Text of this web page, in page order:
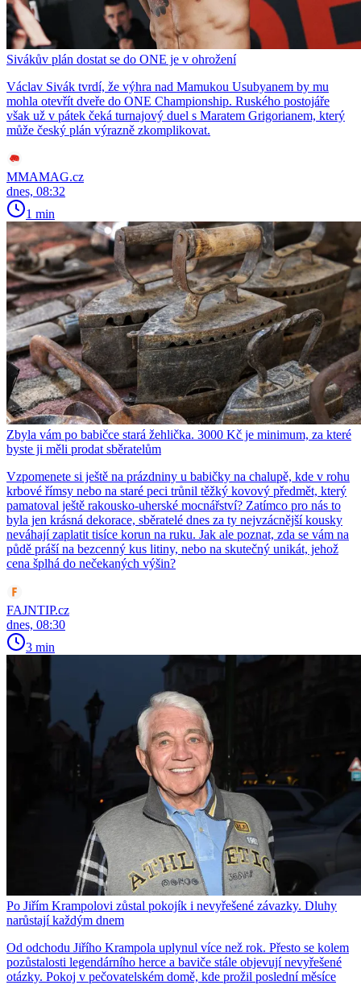
Sivákův plán dostat se do ONE je v ohrožení
Václav Sivák tvrdí, že výhra nad Mamukou Usubyanem by mu
mohla otevřít dveře do ONE Championship. Ruského postojáře
však už v pátek čeká turnajový duel s Maratem Grigorianem, který
může český plán výrazně zkomplikovat.
MMAMAG.cz
dnes, 08:32
1 min
Zbyla vám po babičce stará žehlička. 3000 Kč je minimum, za které
byste ji měli prodat sběratelům
Vzpomenete si ještě na prázdniny u babičky na chalupě, kde v rohu
krbové římsy nebo na staré peci trůnil těžký kovový předmět, který
pamatoval ještě rakousko-uherské mocnářství? Zatímco pro nás to
byla jen krásná dekorace, sběratelé dnes za ty nejvzácnější kousky
neváhají zaplatit tisíce korun na ruku. Jak ale poznat, zda se vám na
půdě práší na bezcenný kus litiny, nebo na skutečný unikát, jehož
cena šplhá do nečekaných výšin?
FAJNTIP.cz
dnes, 08:30
3 min
Po Jiřím Krampolovi zůstal pokojík i nevyřešené závazky. Dluhy
narůstají každým dnem
Od odchodu Jiřího Krampola uplynul více než rok. Přesto se kolem
pozůstalosti legendárního herce a baviče stále objevují nevyřešené
otázky. Pokoj v pečovatelském domě, kde prožil poslední měsíce